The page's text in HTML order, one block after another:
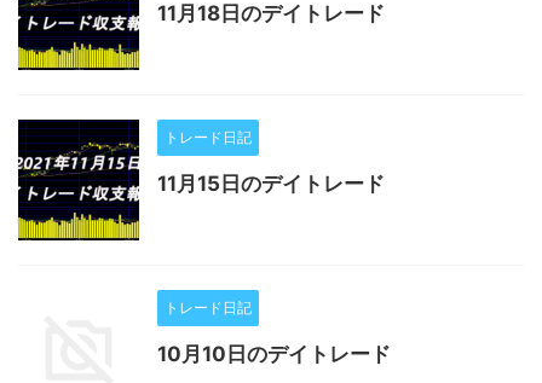
11月18日のデイトレード
トレード日記
11月15日のデイトレード
トレード日記
10月10日のデイトレード